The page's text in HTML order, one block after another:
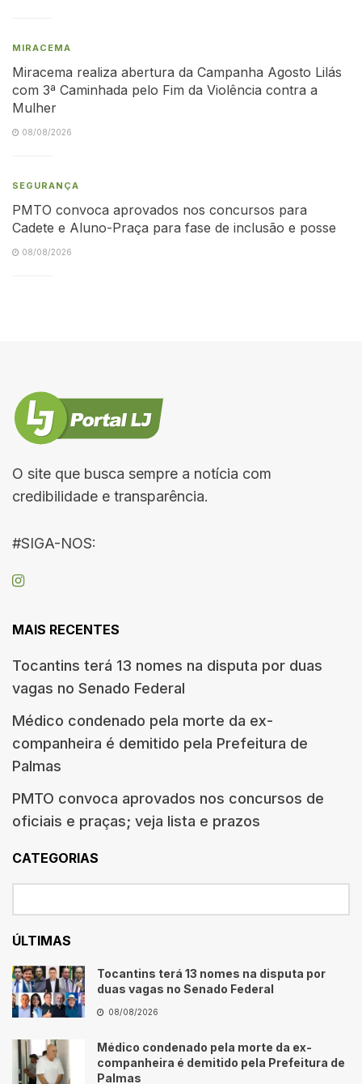
MIRACEMA
Miracema realiza abertura da Campanha Agosto Lilás
com 3ª Caminhada pelo Fim da Violência contra a
Mulher
08/08/2026
SEGURANÇA
PMTO convoca aprovados nos concursos para
Cadete e Aluno-Praça para fase de inclusão e posse
08/08/2026
O site que busca sempre a notícia com
credibilidade e transparência.
#SIGA-NOS:
MAIS RECENTES
Tocantins terá 13 nomes na disputa por duas
vagas no Senado Federal
Médico condenado pela morte da ex-
companheira é demitido pela Prefeitura de
Palmas
PMTO convoca aprovados nos concursos de
oficiais e praças; veja lista e prazos
CATEGORIAS
ÚLTIMAS
Tocantins terá 13 nomes na disputa por
duas vagas no Senado Federal
08/08/2026
Médico condenado pela morte da ex-
companheira é demitido pela Prefeitura de
Palmas